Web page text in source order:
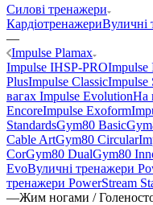
Силові тренажери
КардіотренажериВуличні
—
Impulse Plamax
Impulse IHSP-PROImpulse
PlusImpulse ClassicImpulse
вагах Impulse EvolutionНа
EncoreImpulse Exoform
StandardsGym80 Basic
Cable ArtGym80 Circular
CorGym80 DualGym80
EvoВуличні тренажери
тренажери PowerStream
—Жим ногами /